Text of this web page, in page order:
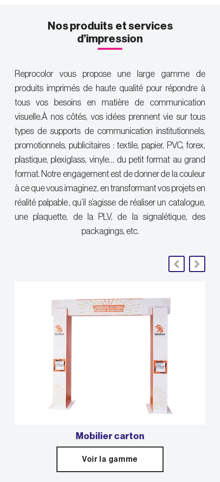
Nos produits et services
d’impression
Reprocolor vous propose une large gamme de
produits imprimés de haute qualité pour répondre à
tous vos besoins en matière de communication
visuelle.À nos côtés, vos idées prennent vie sur tous
types de supports de communication institutionnels,
promotionnels, publicitaires : textile, papier, PVC, forex,
plastique, plexiglass, vinyle… du petit format au grand
format. Notre engagement est de donner de la couleur
à ce que vous imaginez, en transformant vos projets en
réalité palpable , qu’il s’agisse de réaliser un catalogue,
une plaquette, de la PLV, de la signalétique, des
packagings, etc.
Mobilier carton
Voir la gamme